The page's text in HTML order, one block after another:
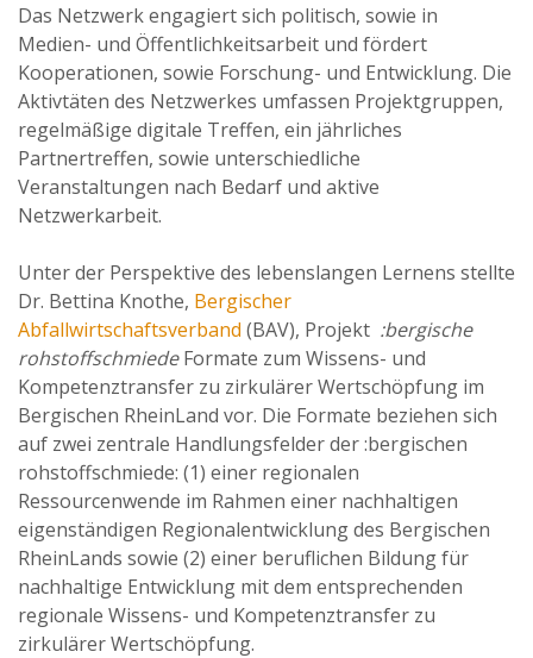
Das Netzwerk engagiert sich politisch, sowie in
Medien- und Öffentlichkeitsarbeit und fördert
Kooperationen, sowie Forschung- und Entwicklung. Die
Aktivtäten des Netzwerkes umfassen Projektgruppen,
regelmäßige digitale Treffen, ein jährliches
Partnertreffen, sowie unterschiedliche
Veranstaltungen nach Bedarf und aktive
Netzwerkarbeit.
Unter der Perspektive des lebenslangen Lernens stellte
Dr. Bettina Knothe, Bergischer
Abfallwirtschaftsverband (BAV), Projekt :bergische
rohstoffschmiedeFormate zum Wissens- und
Kompetenztransfer zu zirkulärer Wertschöpfung im
Bergischen RheinLand vor. Die Formate beziehen sich
auf zwei zentrale Handlungsfelder der :bergischen
rohstoffschmiede: (1) einer regionalen
Ressourcenwende im Rahmen einer nachhaltigen
eigenständigen Regionalentwicklung des Bergischen
RheinLands sowie (2) einer beruflichen Bildung für
nachhaltige Entwicklung mit dem entsprechenden
regionale Wissens- und Kompetenztransfer zu
zirkulärer Wertschöpfung.